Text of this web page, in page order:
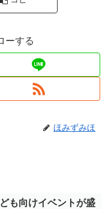
ーする
ほみずみほ
も向けイベントが盛